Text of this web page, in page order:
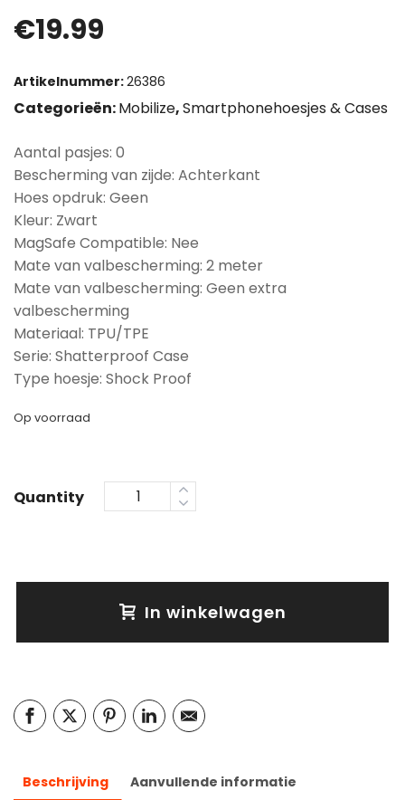
€19.99
Artikelnummer:26386
Categorieën:Mobilize,Smartphonehoesjes & Cases
Aantal pasjes: 0
Bescherming van zijde: Achterkant
Hoes opdruk: Geen
Kleur: Zwart
MagSafe Compatible: Nee
Mate van valbescherming: 2 meter
Mate van valbescherming: Geen extra
valbescherming
Materiaal: TPU/TPE
Serie: Shatterproof Case
Type hoesje: Shock Proof
Op voorraad
Quantity
In winkelwagen
Beschrijving
Aanvullende informatie